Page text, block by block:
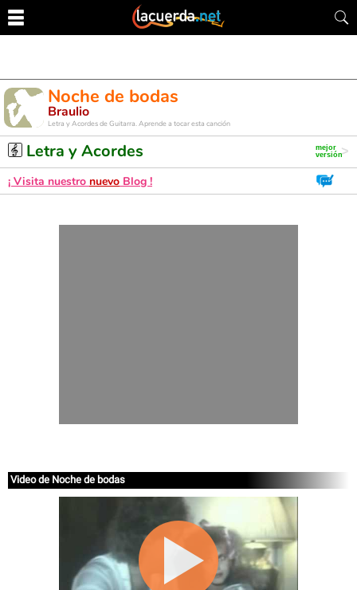
Noche de bodas
Braulio
Letra y Acordes de Guitarra. Aprende a tocar esta canción
Letra y Acordes
¡ Visita nuestro nuevo Blog !
Video de Noche de bodas